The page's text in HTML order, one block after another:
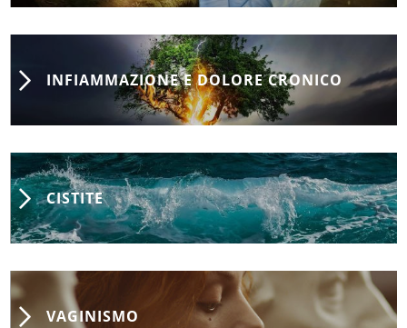
INFIAMMAZIONE E DOLORE CRONICO
CISTITE
VAGINISMO